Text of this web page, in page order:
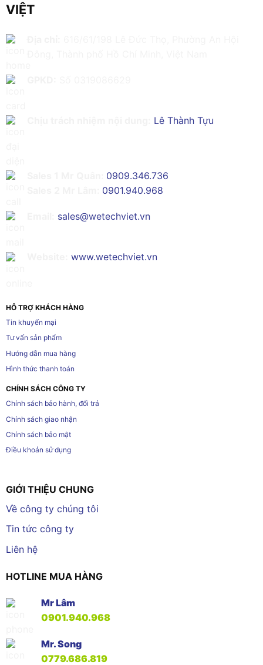
VIỆT
Lê Thành Tựu
0909.346.736
0901.940.968
sales@wetechviet.vn
www.wetechviet.vn
HỖ TRỢ KHÁCH HÀNG
Tin khuyến mại
Tư vấn sản phẩm
Hướng dẫn mua hàng
Hình thức thanh toán
CHÍNH SÁCH CÔNG TY
Chính sách bảo hành, đổi trả
Chính sách giao nhận
Chính sách bảo mật
Điều khoản sử dụng
GIỚI THIỆU CHUNG
Về công ty chúng tôi
Tin tức công ty
Liên hệ
HOTLINE MUA HÀNG
Mr Lâm
0901.940.968
Mr. Song
0779.686.819